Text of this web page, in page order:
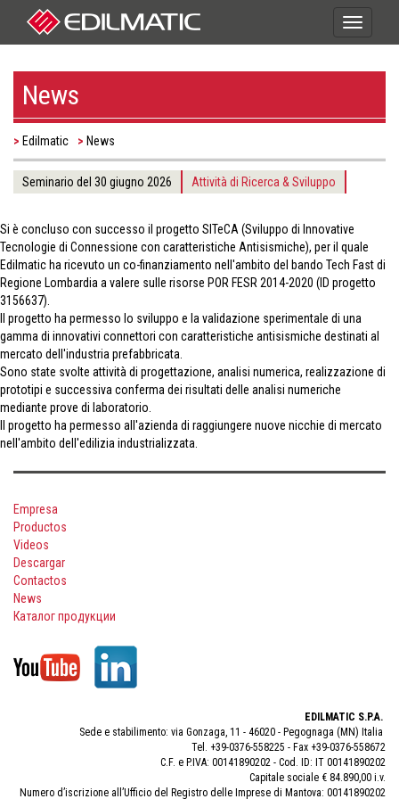
Toggle
News
Edilmatic News
Seminario del 30 giugno 2026 Attività di Ricerca & Sviluppo
Si è concluso con successo il progetto SITeCA (Sviluppo di Innovative
Tecnologie di Connessione con caratteristiche Antisismiche), per il quale
Edilmatic ha ricevuto un co-finanziamento nell'ambito del bando Tech Fast di
Regione Lombardia a valere sulle risorse POR FESR 2014-2020 (ID progetto
3156637).
Il progetto ha permesso lo sviluppo e la validazione sperimentale di una
gamma di innovativi connettori con caratteristiche antisismiche destinati al
mercato dell'industria prefabbricata.
Sono state svolte attività di progettazione, analisi numerica, realizzazione di
prototipi e successiva conferma dei risultati delle analisi numeriche
mediante prove di laboratorio.
Il progetto ha permesso all'azienda di raggiungere nuove nicchie di mercato
nell'ambito dell'edilizia industrializzata.
Empresa
Productos
Videos
Descargar
Contactos
News
Каталог продукции
EDILMATIC S.P.A.
Sede e stabilimento: via Gonzaga, 11 - 46020 - Pegognaga (MN) Italia
Tel. +39-0376-558225 - Fax +39-0376-558672
C.F. e P.IVA: 00141890202 - Cod. ID: IT 00141890202
Capitale sociale € 84.890,00 i.v.
Numero d’iscrizione all’Ufficio del Registro delle Imprese di Mantova: 00141890202